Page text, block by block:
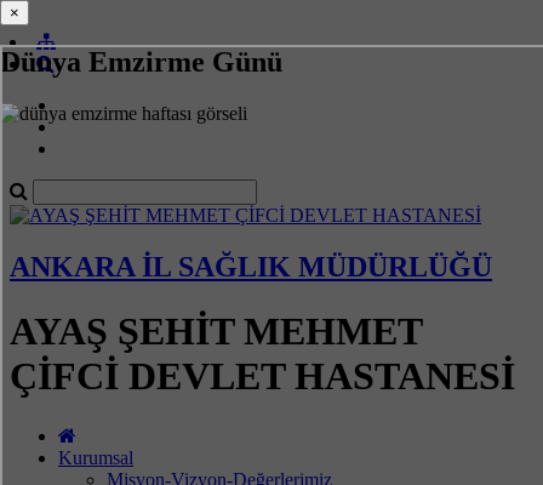
Dünya Emzirme Günü
ANKARA İL SAĞLIK MÜDÜRLÜĞÜ
AYAŞ ŞEHİT MEHMET
ÇİFCİ DEVLET HASTANESİ
Kurumsal
Misyon-Vizyon-Değerlerimiz
×